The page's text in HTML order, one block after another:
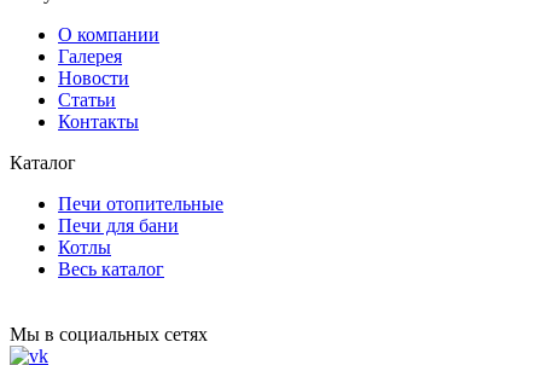
О компании
Галерея
Новости
Статьи
Контакты
Каталог
Печи отопительные
Печи для бани
Котлы
Весь каталог
Мы в социальных сетях